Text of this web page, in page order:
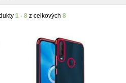
1 - 8 z celkových 8